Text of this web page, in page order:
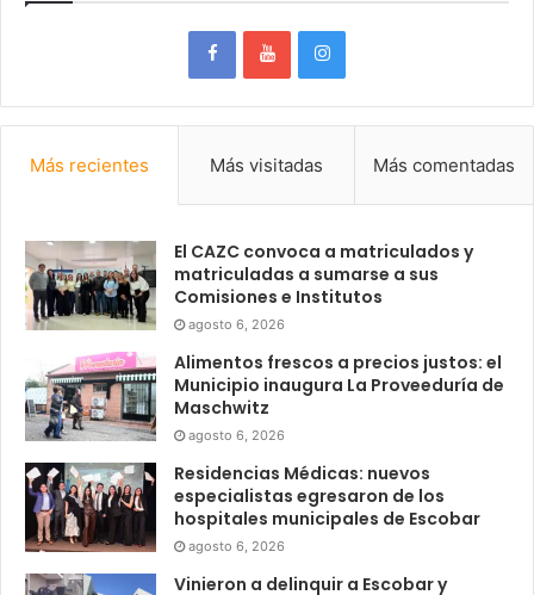
Más recientes Más visitadas Más comentadas
El CAZC convoca a matriculados y
matriculadas a sumarse a sus
Comisiones e Institutos
agosto 6, 2026
Alimentos frescos a precios justos: el
Municipio inaugura La Proveeduría de
Maschwitz
agosto 6, 2026
Residencias Médicas: nuevos
especialistas egresaron de los
hospitales municipales de Escobar
agosto 6, 2026
Vinieron a delinquir a Escobar y